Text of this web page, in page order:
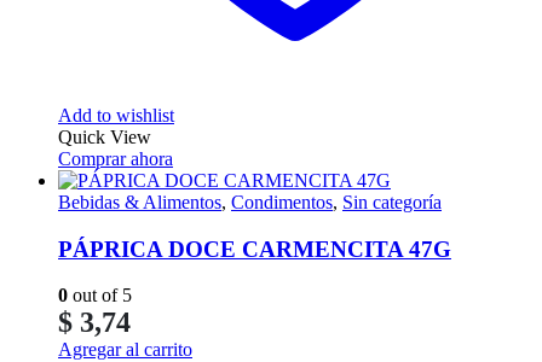
Add to wishlist
Quick View
Comprar ahora
Bebidas & Alimentos, Condimentos, Sin categoría
PÁPRICA DOCE CARMENCITA 47G
0 out of 5
$ 3,74
Agregar al carrito